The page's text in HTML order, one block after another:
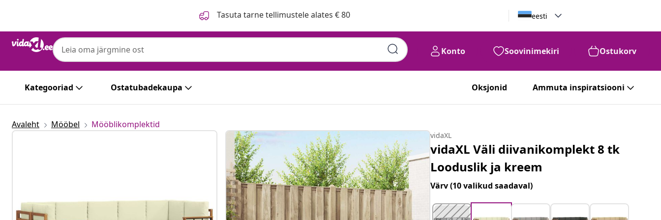
Tasuta tarne tellimustele alates € 80 eesti
Konto Soovinimekiri Ostukorv
Kategooriad Ostatubadekaupa Oksjonid Ammuta inspiratsiooni
Avaleht Mööbel Mööblikomplektid
vidaXL
vidaXL Väli diivanikomplekt 8 tk
Looduslik ja kreem
Värv(10 valikud saadaval)